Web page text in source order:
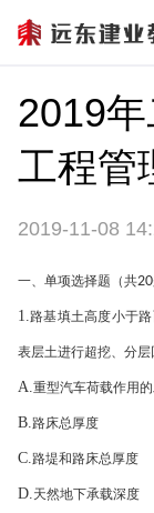
2019
工程管
2019-11-08
一、单项选择题（共20
1. 路基填土高度小于
表层土进行超挖、分
A. 重型汽车荷载作用
B. 路床总厚度
C. 路堤和路床总厚度
D. 天然地下承载深度